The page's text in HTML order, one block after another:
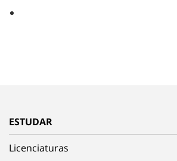
ESTUDAR
Licenciaturas